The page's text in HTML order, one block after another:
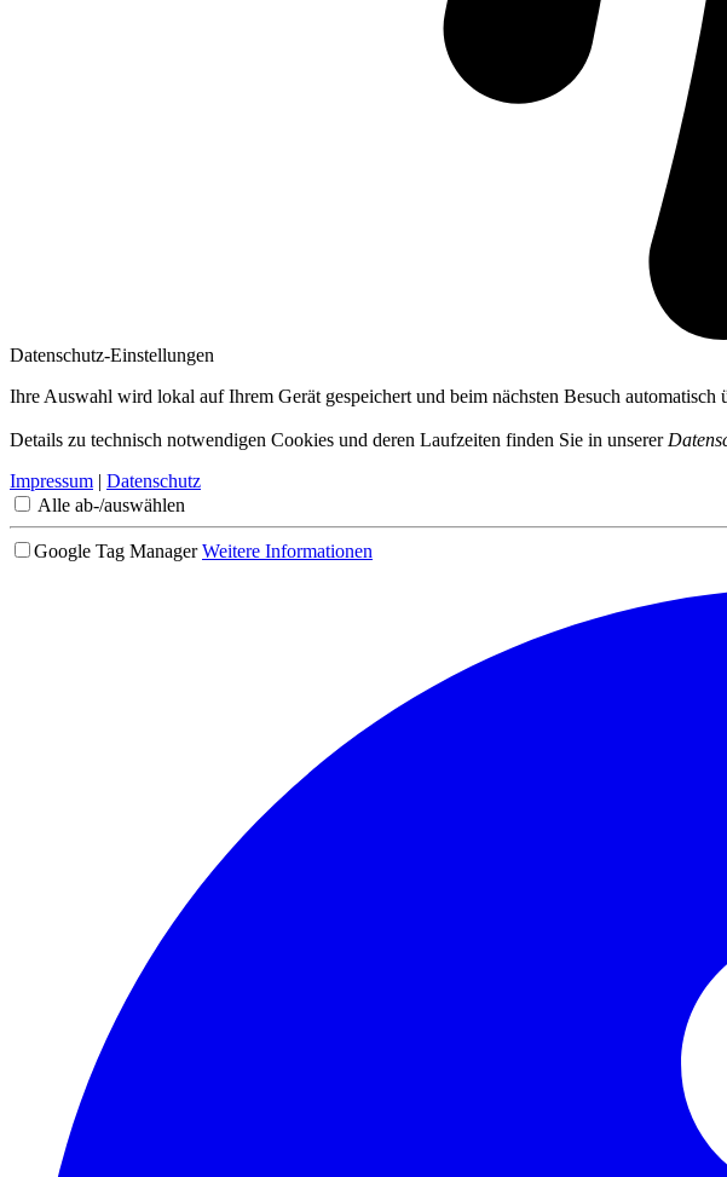
Datenschutz-Einstellungen
Ihre Auswahl wird lokal auf Ihrem Gerät gespeichert und beim nächsten Besuch
Details zu technisch notwendigen Cookies und deren Laufzeiten finden Sie in unserer
Impressum | Datenschutz
Alle ab-/auswählen
Google Tag Manager Weitere Informationen